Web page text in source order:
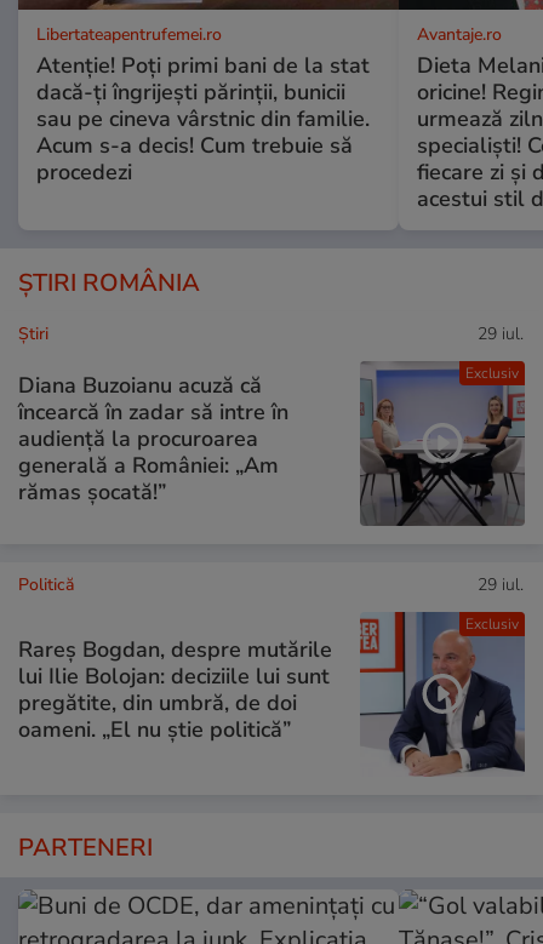
Libertateapentrufemei.ro
Atenție! Poți primi bani de la stat
dacă-ți îngrijești părinții, bunicii
sau pe cineva vârstnic din familie.
Acum s-a decis! Cum trebuie să
procedezi
Avantaje.ro
Dieta
oricine!
urmează
specialiști!
fiecare zi și
acestui stil
ȘTIRI ROMÂNIA
Exclusiv
Ştiri 29 iul.
Diana Buzoianu acuză că
încearcă în zadar să intre în
audiență la procuroarea
generală a României: „Am
rămas șocată!”
Exclusiv
Politică 29 iul.
Rareș Bogdan, despre mutările
lui Ilie Bolojan: deciziile lui sunt
pregătite, din umbră, de doi
oameni. „El nu știe politică”
PARTENERI